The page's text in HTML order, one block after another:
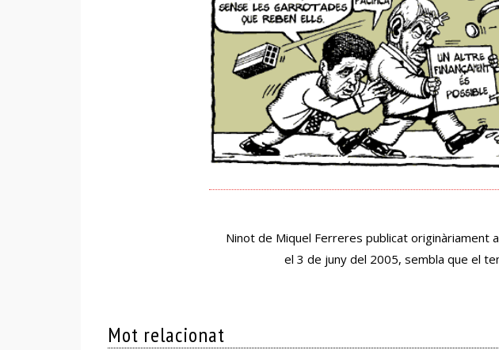
Ninot de Miquel Ferreres publicat originàriament
el 3 de juny del 2005, sembla que el
Mot relacionat